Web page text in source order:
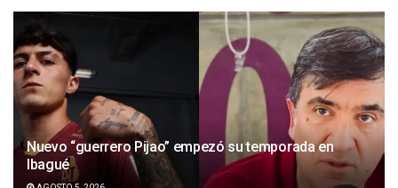
Nuevo “guerrero Pijao” empezó su temporada en
Ibagué